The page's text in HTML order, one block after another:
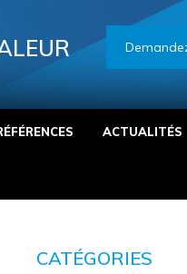
ACTUALITÉS
CATÉGORIES